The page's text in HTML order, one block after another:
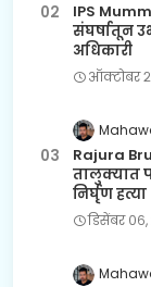
IPS
संघर्षातून
अधिकारी
ऑक्टोबर
Rajura
तालुक्यात
निर्घृण हत्या
डिसेंबर